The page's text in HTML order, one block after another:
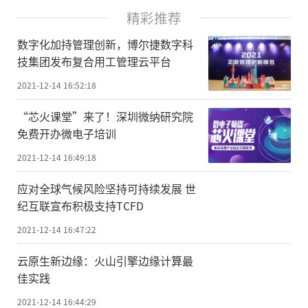
精彩推荐
数字化加持管理创新，博尔捷数字科
技集团发布复合用工管理云平台
2021-12-14 16:52:18
“芯火课堂”来了！深圳微纳研究院
免费开办微电子培训
2021-12-14 16:49:18
应对全球气候风险坚持可持续发展 世
纪互联宣布积极支持TCFD
2021-12-14 16:47:22
云原生新边缘：火山引擎边缘计算最
佳实践
2021-12-14 16:44:29